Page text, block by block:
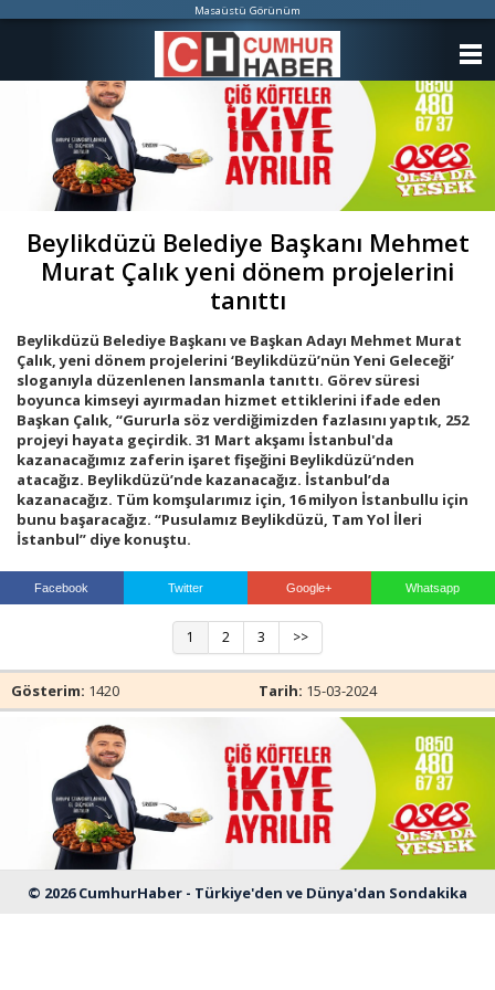
Beylikdüzü Belediye Başkanı Mehmet
Murat Çalık yeni dönem projelerini
tanıttı
Beylikdüzü Belediye Başkanı ve Başkan Adayı Mehmet Murat
Çalık, yeni dönem projelerini ‘Beylikdüzü’nün Yeni Geleceği’
sloganıyla düzenlenen lansmanla tanıttı. Görev süresi
boyunca kimseyi ayırmadan hizmet ettiklerini ifade eden
Başkan Çalık, “Gururla söz verdiğimizden fazlasını yaptık, 252
projeyi hayata geçirdik. 31 Mart akşamı İstanbul'da
kazanacağımız zaferin işaret fişeğini Beylikdüzü’nden
atacağız. Beylikdüzü’nde kazanacağız. İstanbul’da
kazanacağız. Tüm komşularımız için, 16 milyon İstanbullu için
bunu başaracağız. “Pusulamız Beylikdüzü, Tam Yol İleri
İstanbul” diye konuştu.
Facebook Twitter Google+ Whatsapp
1 2 3 >>
Gösterim: 1420 Tarih: 15-03-2024
Masaüstü Görünüm
© 2026 CumhurHaber - Türkiye'den ve Dünya'dan Sondakika
KATEGORİLER
YAZARLAR
ANKETLER
FOTO GALERİ
KÜNYE
İLETİŞİM
Haberin Doğru Adresi.